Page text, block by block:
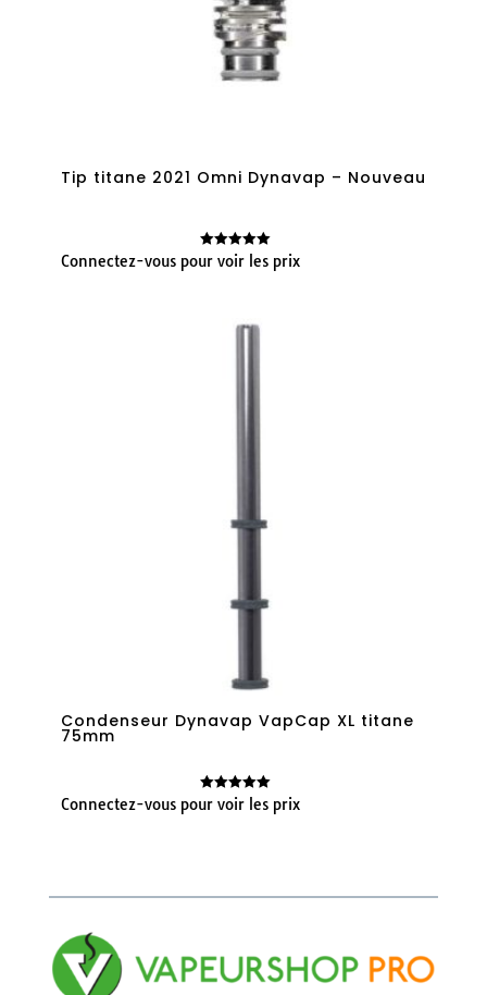
Tip titane 2021 Omni Dynavap – Nouveau
Note
5.00
Connectez-vous pour voir les prix
Condenseur Dynavap VapCap XL titane
75mm
Note
5.00
Connectez-vous pour voir les prix